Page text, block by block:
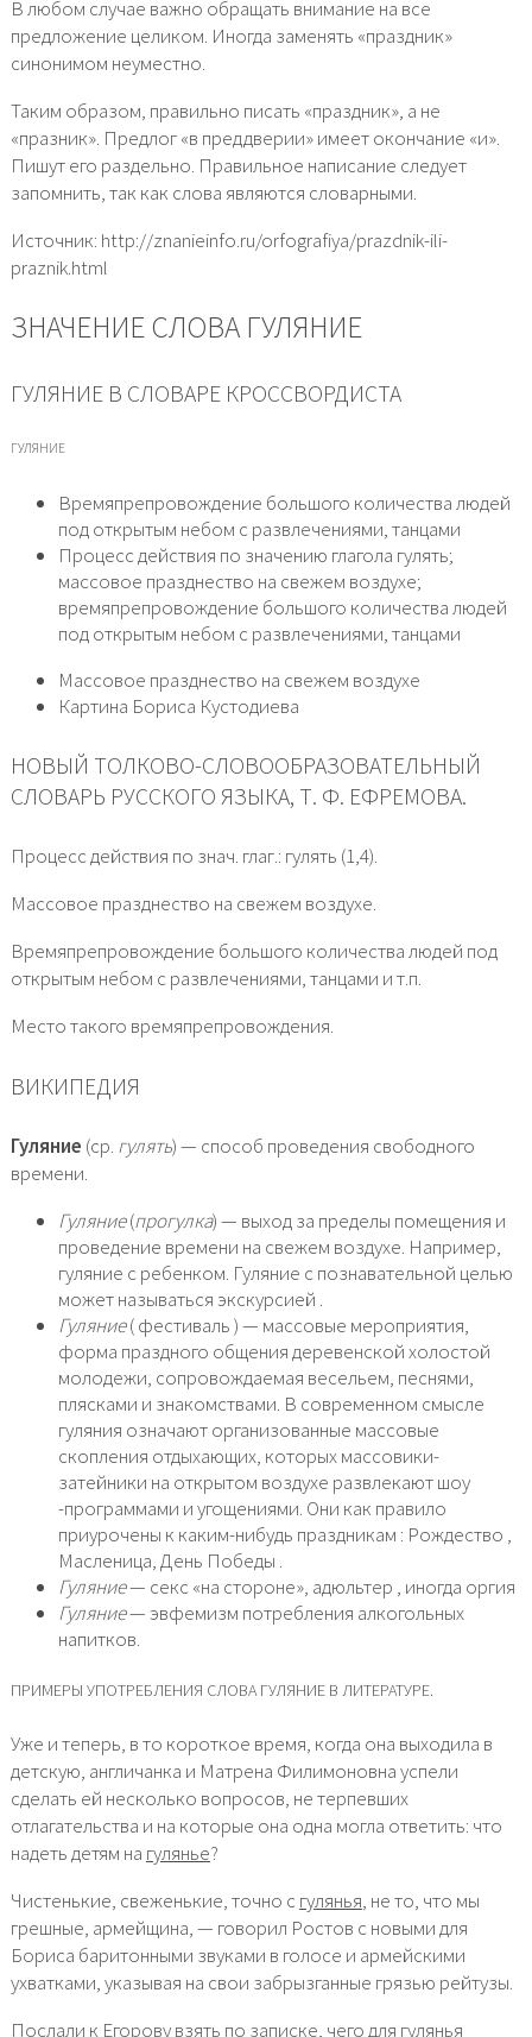
В любом случае важно обращать внимание на все
предложение целиком. Иногда заменять «праздник»
синонимом неуместно.
Таким образом, правильно писать «праздник», а не
«празник». Предлог «в преддверии» имеет окончание «и».
Пишут его раздельно. Правильное написание следует
запомнить, так как слова являются словарными.
Источник: http://znanieinfo.ru/orfografiya/prazdnik-ili-
praznik.html
ЗНАЧЕНИЕ СЛОВА ГУЛЯНИЕ
ГУЛЯНИЕ В СЛОВАРЕ КРОССВОРДИСТА
ГУЛЯНИЕ
Времяпрепровождение большого количества людей
под открытым небом с развлечениями, танцами
Процесс действия по значению глагола гулять;
массовое празднество на свежем воздухе;
времяпрепровождение большого количества людей
под открытым небом с развлечениями, танцами
Массовое празднество на свежем воздухе
Картина Бориса Кустодиева
НОВЫЙ ТОЛКОВО-СЛОВООБРАЗОВАТЕЛЬНЫЙ
СЛОВАРЬ РУССКОГО ЯЗЫКА, Т. Ф. ЕФРЕМОВА.
Процесс действия по знач. глаг.: гулять (1,4).
Массовое празднество на свежем воздухе.
Времяпрепровождение большого количества людей под
открытым небом с развлечениями, танцами и т.п.
Место такого времяпрепровождения.
ВИКИПЕДИЯ
Гуляние (ср. гулять) — способ проведения свободного
времени.
Гуляние(прогулка) — выход за пределы помещения и
проведение времени на свежем воздухе. Например,
гуляние с ребенком. Гуляние с познавательной целью
может называться экскурсией .
Гуляние( фестиваль ) — массовые мероприятия,
форма праздного общения деревенской холостой
молодежи, сопровождаемая весельем, песнями,
плясками и знакомствами. В современном смысле
гуляния означают организованные массовые
скопления отдыхающих, которых массовики-
затейники на открытом воздухе развлекают шоу
-программами и угощениями. Они как правило
приурочены к каким-нибудь праздникам : Рождество ,
Масленица, День Победы .
Гуляние— секс «на стороне», адюльтер , иногда оргия
Гуляние— эвфемизм потребления алкогольных
напитков.
ПРИМЕРЫ УПОТРЕБЛЕНИЯ СЛОВА ГУЛЯНИЕ В ЛИТЕРАТУРЕ.
Уже и теперь, в то короткое время, когда она выходила в
детскую, англичанка и Матрена Филимоновна успели
сделать ей несколько вопросов, не терпевших
отлагательства и на которые она одна могла ответить: что
надеть детям на гулянье?
Чистенькие, свеженькие, точно сгулянья, не то, что мы
грешные, армейщина, — говорил Ростов с новыми для
Бориса баритонными звуками в голосе и армейскими
ухватками, указывая на свои забрызганные грязью рейтузы.
Послали к Егорову взять по записке, чего для гулянья